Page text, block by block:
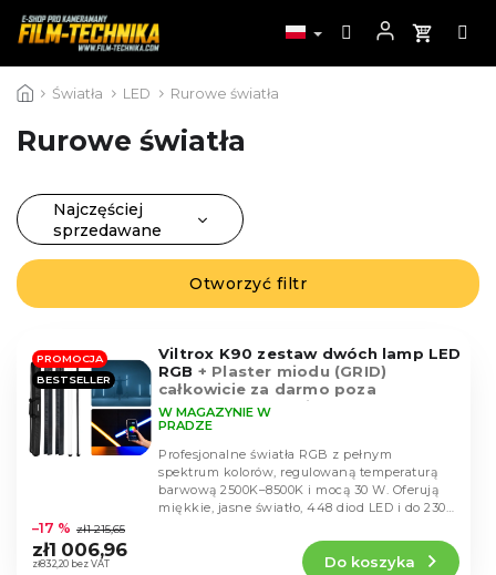
do
Światła LED Rurowe światła
Rurowe światła
S
o
r
t
w
n
e
Najczęściej
sprzedawane
Najtańsze
Otworzyć filtr
L
p
PROMOCJA
BESTSELLER
Viltrox K90 zestaw dwóch lamp LED
RGB + Plaster miodu (GRID)
całkowicie za darmo poza
standardowy pakiet
ocena
produktu
wynosi
W MAGAZYNIE W
PRADZE
zł832,20 bez VAT
–17 % zł1 215,65
zł1 006,96
Do koszyka
Profesjonalne światła RGB z pełnym
spektrum kolorów, regulowaną temperaturą
barwową 2500K–8500K i mocą 30 W. Oferują
miękkie, jasne światło, 448 diod LED i do 2300